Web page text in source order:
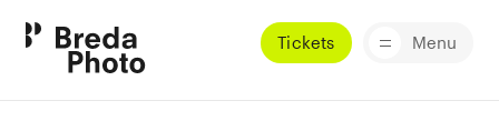
Tickets Menu